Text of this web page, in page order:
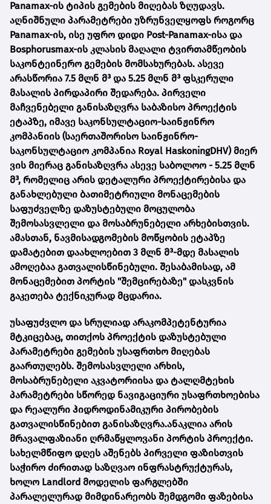
Panamax-ის ტიპის გემების მიღებას ზღუდავს.
აღნიშნული პარამეტრები უზრუნველყოფს როგორც
Panamax-ის, ისე უფრო დიდი Post-Panamax-ისა და
Bosphorusmax-ის კლასის მაღალი ტვირთამწეობის
საკონტეინერო გემების მომსახურებას. ასევე
არასწორია 7.5 მლნ მ³ და 5.25 მლნ მ³ ფსკერული
მასალის პირდაპირი შედარება. პირველი
მაჩვენებელი განისაზღვრა საბაზისო პროექტის
ეტაპზე, იმავე საკონსულტაციო-საინჟინრო
კომპანიის (საერთაშორისო საინჟინრო-
საკონსულტაციო კომპანია Royal HaskoningDHV) მიერ
ვის მიერაც განისაზღვრა ასევე საბოლოო - 5.25 მლნ
მ³, რომელიც არის დეტალური პროექტირებისა და
განახლებული ბათიმეტრიული მონაცემების
საფუძველზე დაზუსტებული მოცულობა
შემოსასვლელი და მოსაბრუნებელი არხებისთვის.
ამასთან, ნავმისადგომების მოწყობის ეტაპზე
დამატებით დაახლოებით 3 მლნ მ³-მდე მასალის
ამოღებაა გათვალისწინებული. შესაბამისად, ამ
მონაცემებით პორტის "შემცირებაზე" დასკვნის
გაკეთება ტექნიკურად მცდარია.
უსაფუძვლო და სრულიად არაკომპეტენტურია
მტკიცებაც, თითქოს პროექტის დაზუსტებული
პარამეტრები გემების უსაფრთხო მიღებას
გაართულებს. შემოსასვლელი არხის,
მოსაბრუნებელი აკვატორიისა და ტალღმტეხის
პარამეტრები სწორედ ნავიგაციური უსაფრთხოებისა
და რეალური ჰიდროდინამიკური პირობების
გათვალისწინებით განისაზღვრა.ანაკლია არის
მრავალფაზიანი ღრმაწყლოვანი პორტის პროექტი.
სახელმწიფო დღეს აშენებს პირველი ფაზისთვის
საჭირო ძირითად საზღვაო ინფრასტრუქტურას,
ხოლო Landlord მოდელის ფარგლებში
პარალელურად მიმდინარეობს შემდგომი ფაზებისა